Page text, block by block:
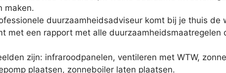
maken.
duurzaamheidsadviseur komt bij je thuis de
met een rapport met alle duurzaamheidsmaatregelen
zijn: infraroodpanelen, ventileren met WTW,
plaatsen, zonneboiler laten plaatsen.